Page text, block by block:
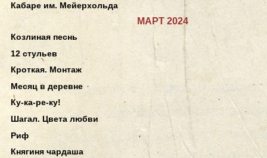
Кабаре им. Мейерхольда
МАРТ 2024
Козлиная песнь
12 стульев
Кроткая. Монтаж
Месяц в деревне
Ку-ка-ре-ку!
Шагал. Цвета любви
Риф
Княгиня чардаша